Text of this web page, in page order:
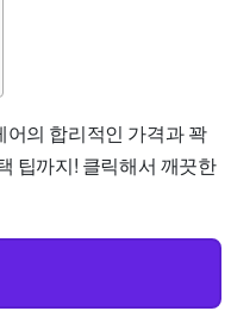
의 합리적인 가격과 꽉
팁까지! 클릭해서 깨끗한